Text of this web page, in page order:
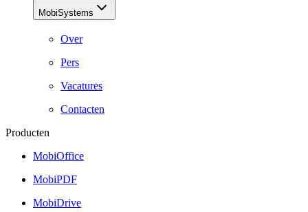
MobiSystems
Over
Pers
Vacatures
Contacten
Producten
MobiOffice
MobiPDF
MobiDrive